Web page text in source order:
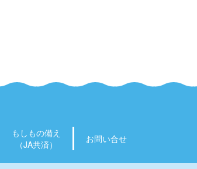
もしもの備え
（JA共済）
お問い合せ